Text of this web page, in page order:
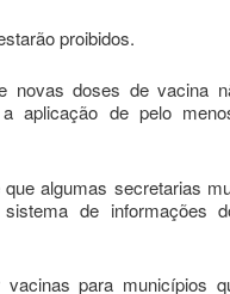
proibidos.
novas doses de vacina
aplicação de pelo
algumas secretarias
de informações
vacinas para municípios